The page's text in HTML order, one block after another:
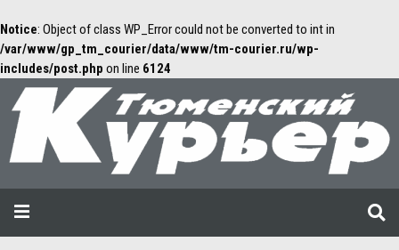
Notice: Object of class WP_Error could not be converted to int in
/var/www/gp_tm_courier/data/www/tm-courier.ru/wp-
includes/post.php on line 6124